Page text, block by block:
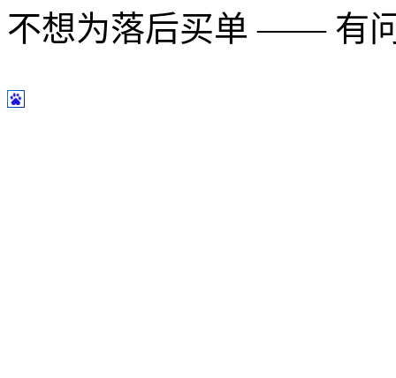
不想为落后买单 —— 有